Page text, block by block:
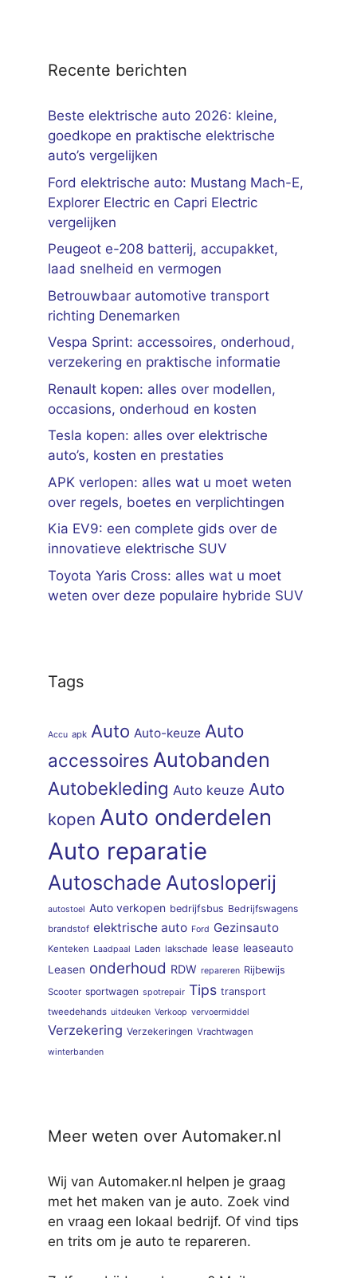
Recente berichten
Beste elektrische auto 2026: kleine,
goedkope en praktische elektrische
auto’s vergelijken
Ford elektrische auto: Mustang Mach-E,
Explorer Electric en Capri Electric
vergelijken
Peugeot e-208 batterij, accupakket,
laad snelheid en vermogen
Betrouwbaar automotive transport
richting Denemarken
Vespa Sprint: accessoires, onderhoud,
verzekering en praktische informatie
Renault kopen: alles over modellen,
occasions, onderhoud en kosten
Tesla kopen: alles over elektrische
auto’s, kosten en prestaties
APK verlopen: alles wat u moet weten
over regels, boetes en verplichtingen
Kia EV9: een complete gids over de
innovatieve elektrische SUV
Toyota Yaris Cross: alles wat u moet
weten over deze populaire hybride SUV
Tags
Accu apk Auto Auto-keuze Auto
accessoires Autobanden
Autobekleding Auto keuze Auto
kopen Auto onderdelen
Auto reparatie
Autoschade Autosloperij
autostoel Auto verkopen bedrijfsbus Bedrijfswagens
brandstof elektrische auto Ford Gezinsauto
Kenteken Laadpaal Laden lakschade lease leaseauto
Leasen onderhoud RDW repareren Rijbewijs
Scooter sportwagen spotrepair Tips transport
tweedehands uitdeuken Verkoop vervoermiddel
Verzekering Verzekeringen Vrachtwagen
winterbanden
Meer weten over Automaker.nl
Wij van Automaker.nl helpen je graag
met het maken van je auto. Zoek vind
en vraag een lokaal bedrijf. Of vind tips
en trits om je auto te repareren.